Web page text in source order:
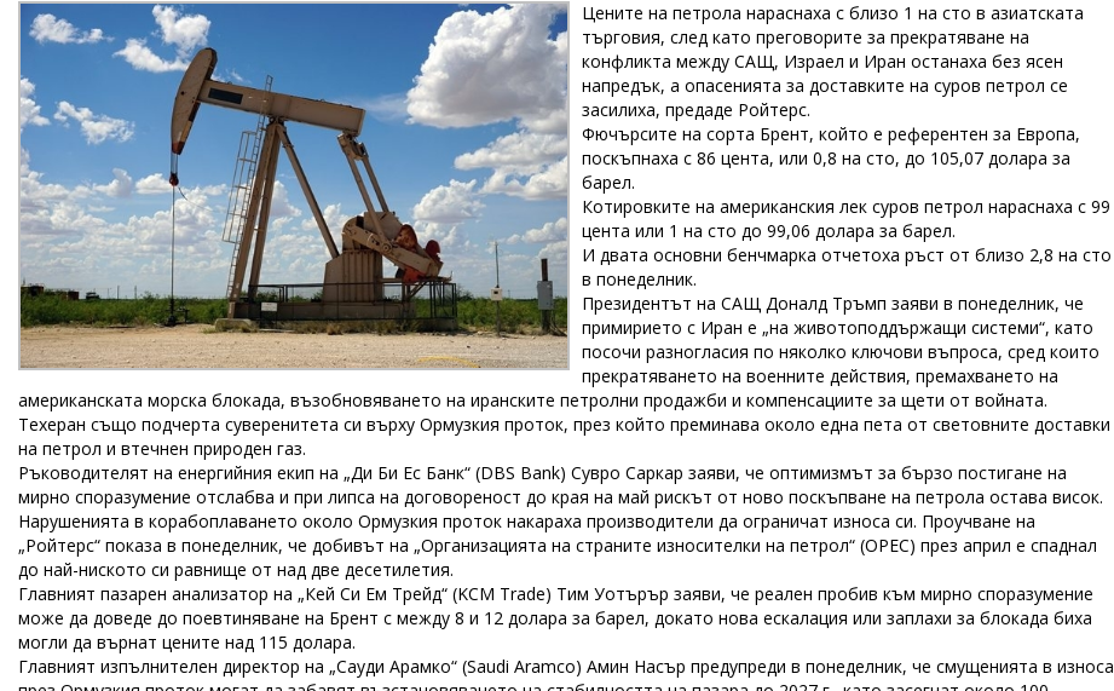
Цените на петрола нараснаха с близо 1 на сто в азиатската
търговия, след като преговорите за прекратяване на
конфликта между САЩ, Израел и Иран останаха без ясен
напредък, а опасенията за доставките на суров петрол се
засилиха, предаде Ройтерс.
Фючърсите на сорта Брент, който е референтен за Европа,
поскъпнаха с 86 цента, или 0,8 на сто, до 105,07 долара за
барел.
Котировките на американския лек суров петрол нараснаха с 99
цента или 1 на сто до 99,06 долара за барел.
И двата основни бенчмарка отчетоха ръст от близо 2,8 на сто
в понеделник.
Президентът на САЩ Доналд Тръмп заяви в понеделник, че
примирието с Иран е „на животоподдържащи системи“, като
посочи разногласия по няколко ключови въпроса, сред които
прекратяването на военните действия, премахването на
американската морска блокада, възобновяването на иранските петролни продажби и компенсациите за щети от войната.
Техеран също подчерта суверенитета си върху Ормузкия проток, през който преминава около една пета от световните доставки
на петрол и втечнен природен газ.
Ръководителят на енергийния екип на „Ди Би Ес Банк“ (DBS Bank) Сувро Саркар заяви, че оптимизмът за бързо постигане на
мирно споразумение отслабва и при липса на договореност до края на май рискът от ново поскъпване на петрола остава висок.
Нарушенията в корабоплаването около Ормузкия проток накараха производители да ограничат износа си. Проучване на
„Ройтерс“ показа в понеделник, че добивът на „Организацията на страните износителки на петрол“ (OPEC) през април е спаднал
до най-ниското си равнище от над две десетилетия.
Главният пазарен анализатор на „Кей Си Ем Трейд“ (KCM Trade) Тим Уотърър заяви, че реален пробив към мирно споразумение
може да доведе до поевтиняване на Брент с между 8 и 12 долара за барел, докато нова ескалация или заплахи за блокада биха
могли да върнат цените над 115 долара.
Главният изпълнителен директор на „Сауди Арамко“ (Saudi Aramco) Амин Насър предупреди в понеделник, че смущенията в износа